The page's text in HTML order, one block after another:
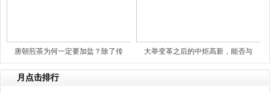
唐朝煎茶为何一定要加盐？除了传 大举变革之后的中炬高新，能否与
月点击排行